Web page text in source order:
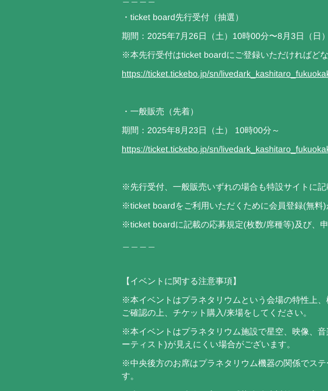
・ticket board先行受付（抽選）
期間：2025年7月26日（土）10時00分〜8月3日（日
※本先行受付はticket boardにご登録いただければど
https://ticket.tickebo.jp/sn/
・一般販売（先着）
期間：2025年8月23日（土） 10時00分～
https://ticket.tickebo.jp/sn/
※先行受付、一般販売いずれの場合も特設サイトに
※ticket boardをご利用いただくために会員登録(無料)
※ticket boardに記載の応募規定(枚数/席種等)及び、
【イベントに関する注意事項】
※本イベントはプラネタリウムという会場の特性上
ご確認の上、チケット購入/来場をしてください。
※本イベントはプラネタリウム施設で星空、映像、
ーティスト)が見えにくい場合がございます。
※中央後方のお席はプラネタリウム機器の関係でス
す。